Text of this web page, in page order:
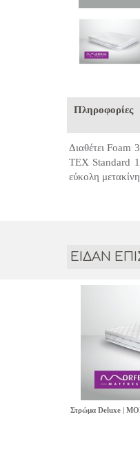
Πληροφορίες
Διαθέτει Foam
ΤΕΧ Standard
εύκολη
ΕΙΔΑΝ
Στρώμα Deluxe |